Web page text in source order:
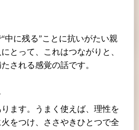
中に残る”ことに抗いがたい親
とって、これはつながりと、
される感覚の話です。
ます。うまく使えば、理性を
をつけ、ささやきひとつで全